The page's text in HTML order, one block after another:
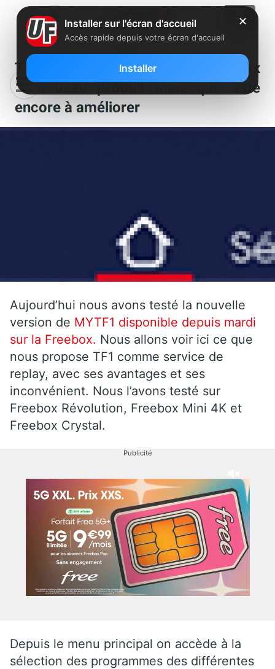
Test du nouveau MYTF1 sur Freebox
: un beau produit mais qui reste
encore à améliorer
Aujourd’hui nous avons testé la nouvelle
version de MYTF1 disponible depuis mardi
sur la Freebox. Nous allons voir ici ce que
nous propose TF1 comme service de
replay, avec ses avantages et ses
inconvénient. Nous l’avons testé sur
Freebox Révolution, Freebox Mini 4K et
Freebox Crystal.
Publicité
Depuis le menu principal on accède à la
sélection des programmes des différentes
✕
Installer sur l'écran d'accueil
Accès rapide depuis votre écran d'accueil
Installer